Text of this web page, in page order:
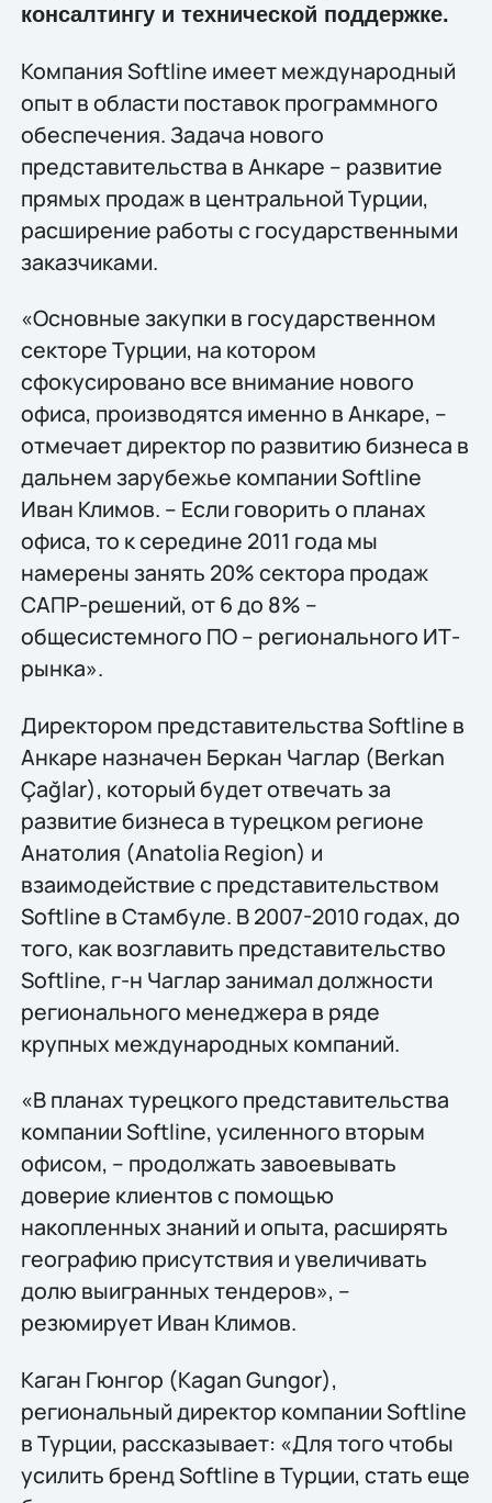
консалтингу и технической поддержке.
Компания Softline имеет международный
опыт в области поставок программного
обеспечения. Задача нового
представительства в Анкаре – развитие
прямых продаж в центральной Турции,
расширение работы с государственными
заказчиками.
«Основные закупки в государственном
секторе Турции, на котором
сфокусировано все внимание нового
офиса, производятся именно в Анкаре, –
отмечает директор по развитию бизнеса в
дальнем зарубежье компании Softline
Иван Климов. – Если говорить о планах
офиса, то к середине 2011 года мы
намерены занять 20% сектора продаж
САПР-решений, от 6 до 8% –
общесистемного ПО – регионального ИТ-
рынка».
Директором представительства Softline в
Анкаре назначен Беркан Чаглар (Berkan
Çağlar), который будет отвечать за
развитие бизнеса в турецком регионе
Анатолия (Anatolia Region) и
взаимодействие с представительством
Softline в Стамбуле. В 2007-2010 годах, до
того, как возглавить представительство
Softline, г-н Чаглар занимал должности
регионального менеджера в ряде
крупных международных компаний.
«В планах турецкого представительства
компании Softline, усиленного вторым
офисом, – продолжать завоевывать
доверие клиентов с помощью
накопленных знаний и опыта, расширять
географию присутствия и увеличивать
долю выигранных тендеров», –
резюмирует Иван Климов.
Каган Гюнгор (Kagan Gungor),
региональный директор компании Softline
в Турции, рассказывает: «Для того чтобы
усилить бренд Softline в Турции, стать еще